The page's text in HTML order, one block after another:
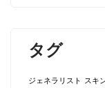
タグ
ジェネラリスト スキ